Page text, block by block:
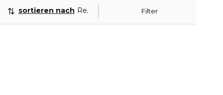
Filter
sortieren nach Relevanz